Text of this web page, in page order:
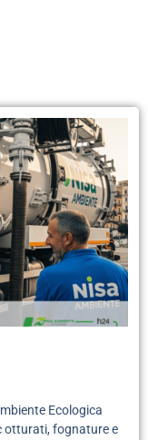
Ecologica
otturati, fognature e